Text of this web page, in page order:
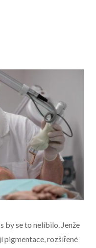
by se to nelíbilo. Jenže
pigmentace, rozšířené